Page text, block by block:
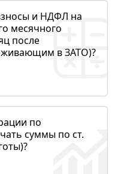
и НДФЛ на
месячного
после
в ЗАТО)?
по
суммы по ст.